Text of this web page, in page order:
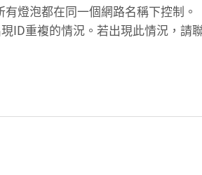
燈泡都在同一個網路名稱下控制。
ID重複的情況。若出現此情況，請